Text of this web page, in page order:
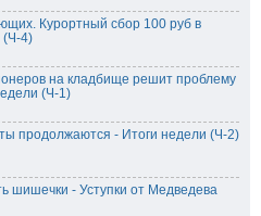
Курортный сбор 100 руб в
(Ч-4)
на кладбище решит проблему
(Ч-1)
продолжаются - Итоги недели (Ч-2)
шишечки - Уступки от Медведева